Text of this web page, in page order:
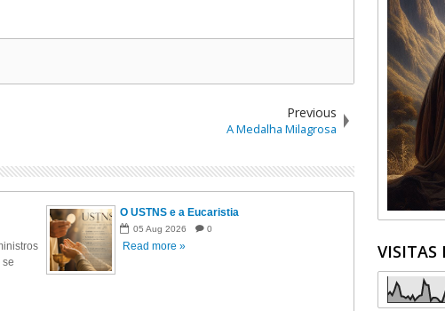
Previous
A Medalha Milagrosa
O USTNS e a Eucaristia
05 Aug 2026 0
Read more » VISITAS